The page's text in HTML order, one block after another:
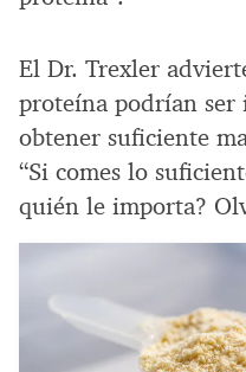
El Dr. Trexler
proteína podrían ser
obtener suficiente
“Si comes lo
quién le importa?